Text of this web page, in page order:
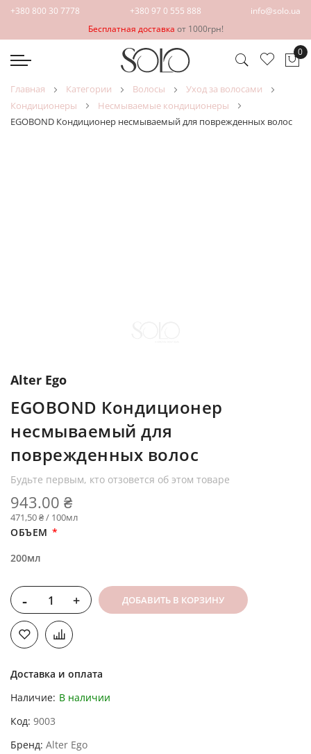
+380 800 30 7778 +380 97 0 555 888
info@solo.ua
Бесплатная доставка от 1000грн!
0
главная категории волосы
уход за волосами
кондиционеры
несмываемые кондиционеры
EGOBOND Кондиционер несмываемый для поврежденных волос
Alter Ego
EGOBOND Кондиционер
несмываемый для
поврежденных волос
Будьте первым, кто отзовется об этом товаре
943.00 ₴
471,50 ₴ / 100мл
ОБЪЕМ
200мл
- + ДОБАВИТЬ В КОРЗИНУ
Доставка и оплата
Наличие: В наличии
Код 9003
Бренд Alter Ego